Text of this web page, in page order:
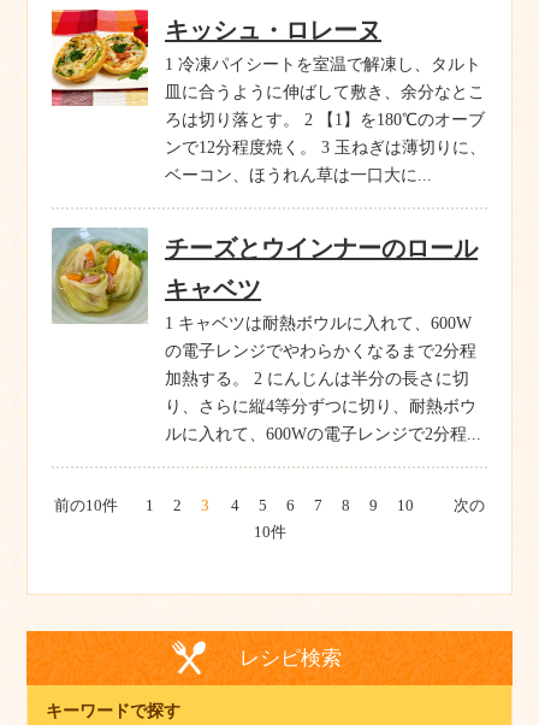
キッシュ・ロレーヌ
1 冷凍パイシートを室温で解凍し、タルト
皿に合うように伸ばして敷き、余分なとこ
ろは切り落とす。 2 【1】を180℃のオーブ
ンで12分程度焼く。 3 玉ねぎは薄切りに、
ベーコン、ほうれん草は一口大に...
チーズとウインナーのロール
キャベツ
1 キャベツは耐熱ボウルに入れて、600W
の電子レンジでやわらかくなるまで2分程
加熱する。 2 にんじんは半分の長さに切
り、さらに縦4等分ずつに切り、耐熱ボウ
ルに入れて、600Wの電子レンジで2分程...
前の10件 1 2 3 4 5 6 7 8 9 10
次の
10件
レシピ検索
キーワードで探す